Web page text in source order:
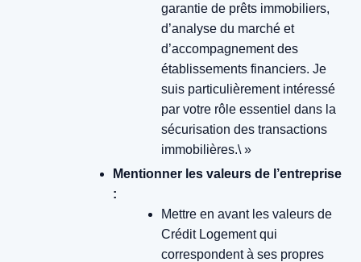
garantie de prêts immobiliers,
d’analyse du marché et
d’accompagnement des
établissements financiers. Je
suis particulièrement intéressé
par votre rôle essentiel dans la
sécurisation des transactions
immobilières.\ »
Mentionner les valeurs de l’entreprise
:
Mettre en avant les valeurs de
Crédit Logement qui
correspondent à ses propres